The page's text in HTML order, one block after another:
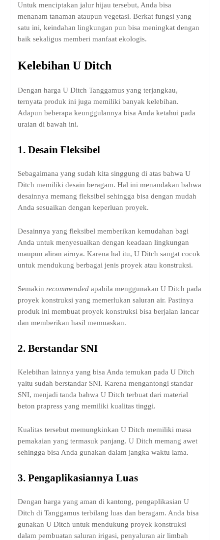
Untuk menciptakan jalur hijau tersebut, Anda bisa
menanam tanaman ataupun vegetasi. Berkat fungsi yang
satu ini, keindahan lingkungan pun bisa meningkat dengan
baik sekaligus memberi manfaat ekologis.
Kelebihan U Ditch
Dengan harga U Ditch Tanggamus yang terjangkau,
ternyata produk ini juga memiliki banyak kelebihan.
Adapun beberapa keunggulannya bisa Anda ketahui pada
uraian di bawah ini.
1. Desain Fleksibel
Sebagaimana yang sudah kita singgung di atas bahwa U
Ditch memiliki desain beragam. Hal ini menandakan bahwa
desainnya memang fleksibel sehingga bisa dengan mudah
Anda sesuaikan dengan keperluan proyek.
Desainnya yang fleksibel memberikan kemudahan bagi
Anda untuk menyesuaikan dengan keadaan lingkungan
maupun aliran airnya. Karena hal itu, U Ditch sangat cocok
untuk mendukung berbagai jenis proyek atau konstruksi.
Semakin recommended apabila menggunakan U Ditch pada
proyek konstruksi yang memerlukan saluran air. Pastinya
produk ini membuat proyek konstruksi bisa berjalan lancar
dan memberikan hasil memuaskan.
2. Berstandar SNI
Kelebihan lainnya yang bisa Anda temukan pada U Ditch
yaitu sudah berstandar SNI. Karena mengantongi standar
SNI, menjadi tanda bahwa U Ditch terbuat dari material
beton prapress yang memiliki kualitas tinggi.
Kualitas tersebut memungkinkan U Ditch memiliki masa
pemakaian yang termasuk panjang. U Ditch memang awet
sehingga bisa Anda gunakan dalam jangka waktu lama.
3. Pengaplikasiannya Luas
Dengan harga yang aman di kantong, pengaplikasian U
Ditch di Tanggamus terbilang luas dan beragam. Anda bisa
gunakan U Ditch untuk mendukung proyek konstruksi
dalam pembuatan saluran irigasi, penyaluran air limbah